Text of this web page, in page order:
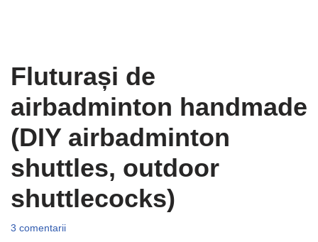
Fluturași de
airbadminton handmade
(DIY airbadminton
shuttles, outdoor
shuttlecocks)
3 comentarii